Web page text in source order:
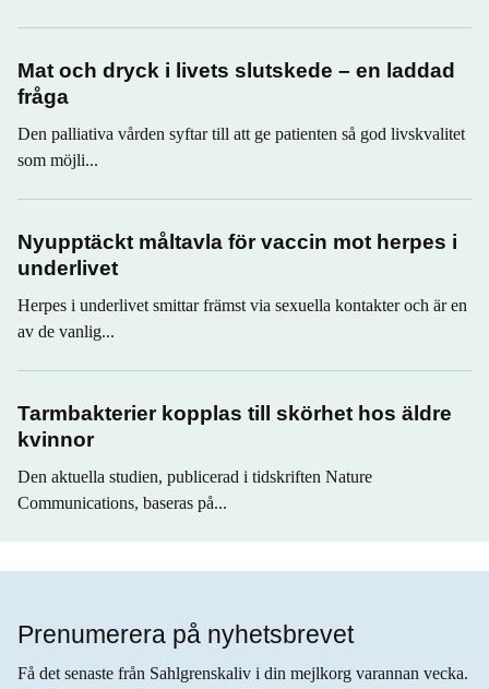
Mat och dryck i livets slutskede – en laddad
fråga
Den palliativa vården syftar till att ge patienten så god livskvalitet
som möjli...
Nyupptäckt måltavla för vaccin mot herpes i
underlivet
Herpes i underlivet smittar främst via sexuella kontakter och är en
av de vanlig...
Tarmbakterier kopplas till skörhet hos äldre
kvinnor
Den aktuella studien, publicerad i tidskriften Nature
Communications, baseras på...
Prenumerera på nyhetsbrevet
Få det senaste från Sahlgrenskaliv i din mejlkorg varannan vecka.